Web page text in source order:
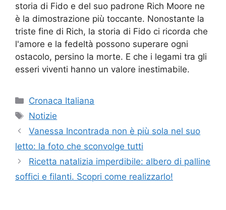
storia di Fido e del suo padrone Rich Moore ne
è la dimostrazione più toccante. Nonostante la
triste fine di Rich, la storia di Fido ci ricorda che
l'amore e la fedeltà possono superare ogni
ostacolo, persino la morte. E che i legami tra gli
esseri viventi hanno un valore inestimabile.
Categorie
Cronaca Italiana
Tag
Notizie
Vanessa Incontrada non è più sola nel suo
letto: la foto che sconvolge tutti
Ricetta natalizia imperdibile: albero di palline
soffici e filanti. Scopri come realizzarlo!